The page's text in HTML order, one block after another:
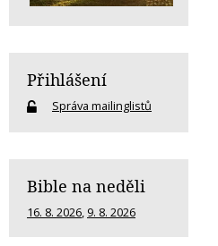
Přihlášení
Správa mailinglistů
Bible na neděli
16. 8. 2026, 9. 8. 2026